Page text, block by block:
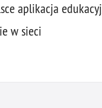
aplikacja
w sieci